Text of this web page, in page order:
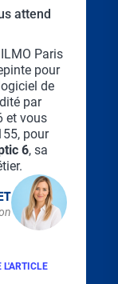
attend
Paris
pour
de
par
et vous
pour
6, sa
L'ARTICLE